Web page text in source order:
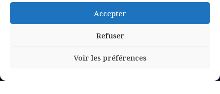
Accepter
Refuser
Voir les préférences